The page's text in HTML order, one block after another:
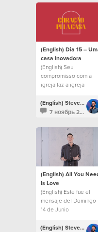
(English) Dia 15 –
casa inovadora
(English) Seu
compromisso com a
igreja faz a igreja
(English) Steven Richards
7 ноябрь 2020
(English) All You
Is Love
(English) Este fue el
mensaje del Domingo
14 de Junio
(English) Steven Richards